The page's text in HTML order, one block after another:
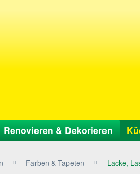
Renovieren & Dekorieren
Farben & Tapeten Lacke,